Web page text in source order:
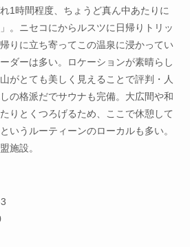
1時間程度、ちょうど真ん中あたりに
。ニセコにからルスツに日帰りトリッ
りに立ち寄ってこの温泉に浸かってい
ダーは多い。ロケーションが素晴らし
がとても美しく見えることで評判・人
の格派だでサウナも完備。大広間や和
りとくつろげるため、ここで休憩して
いうルーティーンのローカルも多い。
施設。